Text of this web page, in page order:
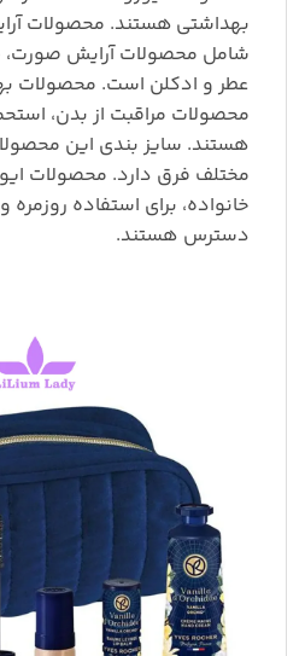
بهداشتی هستند. محصولات
شامل محصولات آرایش صورت،
عطر و ادکلن است. محصولات
محصولات مراقبت از بدن،
هستند. سایز بندی این
مختلف فرق دارد. محصولات
خانواده، برای استفاده روزمره
دسترس هستند.